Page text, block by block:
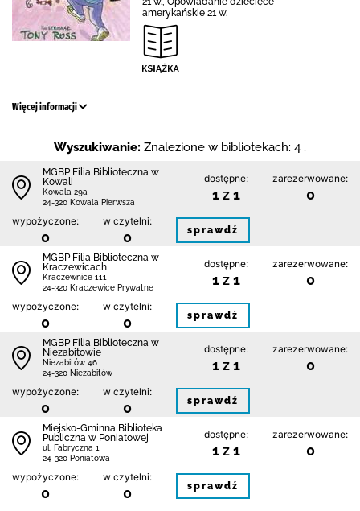
amerykańskie 21 w.
Więcej informacji
Wyszukiwanie: Znalezione w bibliotekach: 4 .
MGBP Filia Biblioteczna w
Kowali
Kowala 29a
24-320 Kowala Pierwsza
dostępne:
1 z 1
zarezerwowane:
0
wypożyczone:
0
w czytelni:
0 sprawdź
MGBP Filia Biblioteczna w
Kraczewicach
Kraczewnice 111
24-320 Kraczewice Prywatne
dostępne:
1 z 1
zarezerwowane:
0
wypożyczone:
0
w czytelni:
0 sprawdź
MGBP Filia Biblioteczna w
Niezabitowie
Niezabitów 46
24-320 Niezabitów
dostępne:
1 z 1
zarezerwowane:
0
wypożyczone:
0
w czytelni:
0 sprawdź
Miejsko-Gminna Biblioteka
Publiczna w Poniatowej
ul. Fabryczna 1
24-320 Poniatowa
dostępne:
1 z 1
zarezerwowane:
0
wypożyczone:
0
w czytelni:
0 sprawdź